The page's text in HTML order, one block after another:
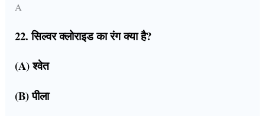
A
22. सिल्वर क्लोराइड का रंग क्या है?
(A) श्वेत
(B) पीला